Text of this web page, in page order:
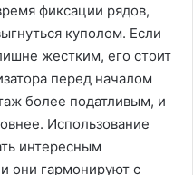
фиксации рядов,
куполом. Если
жестким, его стоит
перед началом
более податливым, и
Использование
интересным
они гармонируют с